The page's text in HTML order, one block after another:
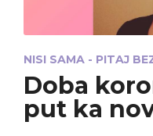
NISI SAMA - PITAJ
Doba
put ka